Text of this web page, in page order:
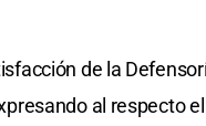
de la
al respecto